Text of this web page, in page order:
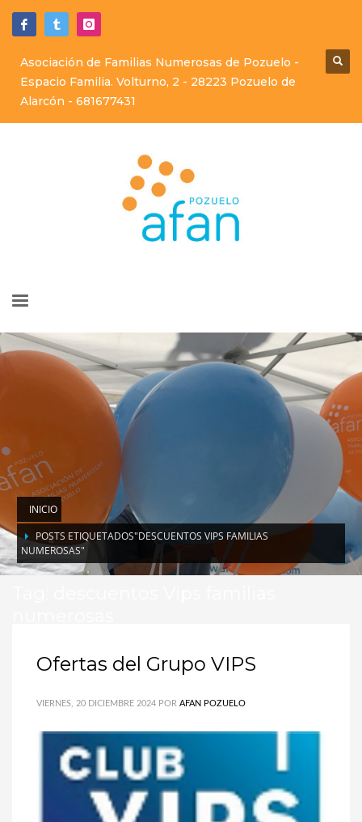
Asociación de Familias Numerosas de Pozuelo -
Espacio Familia. Volturno, 2 - 28223 Pozuelo de
Alarcón - 681677431
INICIO
POSTS ETIQUETADOS"DESCUENTOS VIPS FAMILIAS
NUMEROSAS"
Ofertas del Grupo VIPS
VIERNES, 20 DICIEMBRE 2024 POR AFAN POZUELO